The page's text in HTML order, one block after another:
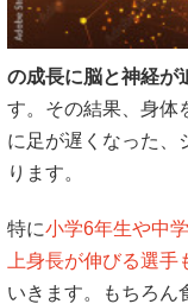
の成長に脳と神経が
す。その結果、身体
に足が遅くなった、
ります。
特に小学6年生や中
上身長が伸びる選手
いきます。もちろん